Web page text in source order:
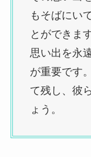
もそばにい
とができま
思い出を永
が重要です
て残し、彼
ょう。